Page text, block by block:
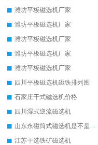
潍坊平板磁选机厂家
潍坊平板磁选机厂家
潍坊平板磁选机厂家
潍坊平板磁选机厂家
潍坊平板磁选机厂家
四川平板磁选机磁铁排列图
石家庄干式磁选机价格
四川湿式逆流磁选机
山东永磁筒式磁选机是不是强磁
江苏干选铁矿磁选机